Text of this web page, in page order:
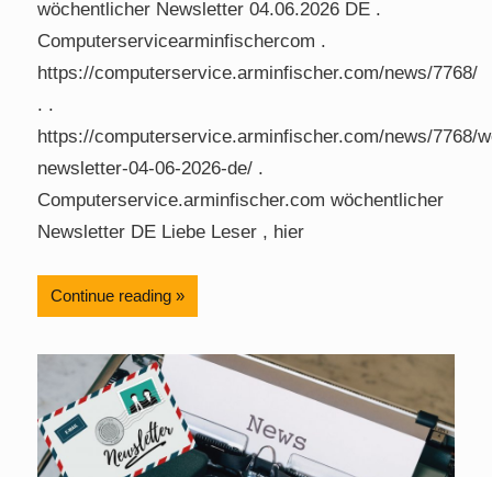
wöchentlicher Newsletter 04.06.2026 DE .
Computerservicearminfischercom .
https://computerservice.arminfischer.com/news/7768/
. .
https://computerservice.arminfischer.com/news/7768/
newsletter-04-06-2026-de/ .
Computerservice.arminfischer.com wöchentlicher
Newsletter DE Liebe Leser , hier
Continue reading